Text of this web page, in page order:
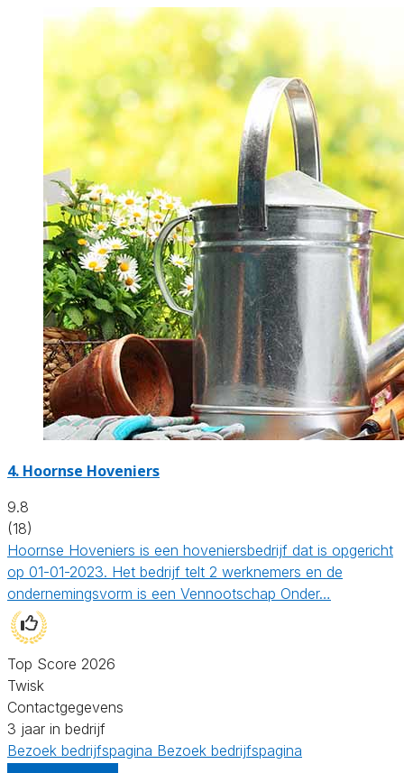
4. Hoornse Hoveniers
9.8
(18)
Hoornse Hoveniers is een hoveniersbedrijf dat is opgericht
op 01-01-2023. Het bedrijf telt 2 werknemers en de
ondernemingsvorm is een Vennootschap Onder…
Top Score 2026
Twisk
Contactgegevens
3 jaar in bedrijf
Bezoek bedrijfspagina Bezoek bedrijfspagina